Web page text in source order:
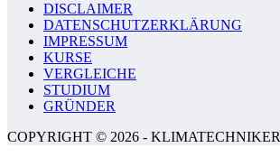
DISCLAIMER
DATENSCHUTZERKLÄRUNG
IMPRESSUM
KURSE
VERGLEICHE
STUDIUM
GRÜNDER
COPYRIGHT © 2026 -